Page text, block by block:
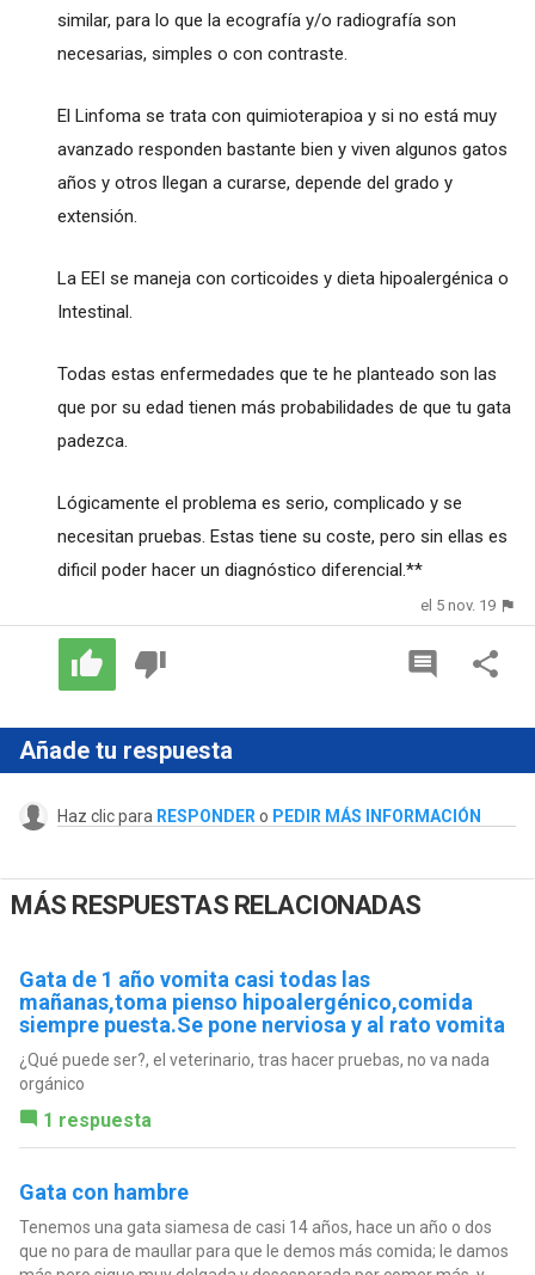
similar, para lo que la ecografía y/o radiografía son
necesarias, simples o con contraste.
El Linfoma se trata con quimioterapioa y si no está muy
avanzado responden bastante bien y viven algunos gatos
años y otros llegan a curarse, depende del grado y
extensión.
La EEI se maneja con corticoides y dieta hipoalergénica o
Intestinal.
Todas estas enfermedades que te he planteado son las
que por su edad tienen más probabilidades de que tu gata
padezca.
Lógicamente el problema es serio, complicado y se
necesitan pruebas. Estas tiene su coste, pero sin ellas es
dificil poder hacer un diagnóstico diferencial.**
el 5 nov. 19
Añade tu respuesta
Haz clic para RESPONDER o PEDIR MÁS INFORMACIÓN
MÁS RESPUESTAS RELACIONADAS
Gata de 1 año vomita casi todas las
mañanas,toma pienso hipoalergénico,comida
siempre puesta.Se pone nerviosa y al rato vomita
¿Qué puede ser?, el veterinario, tras hacer pruebas, no va nada
orgánico
1 respuesta
Gata con hambre
Tenemos una gata siamesa de casi 14 años, hace un año o dos
que no para de maullar para que le demos más comida; le damos